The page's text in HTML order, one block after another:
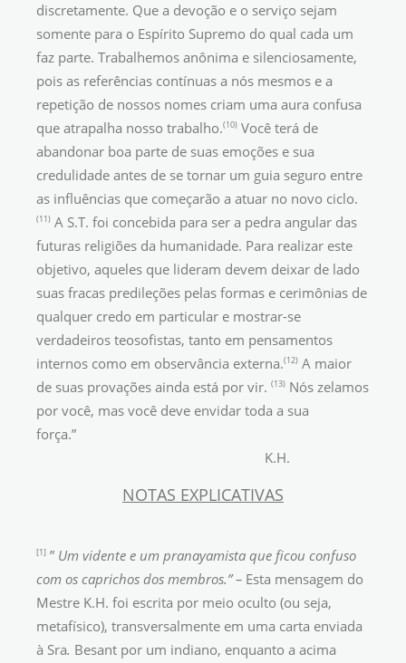
discretamente. Que a devoção e o serviço sejam
somente para o Espírito Supremo do qual cada um
faz parte. Trabalhemos anônima e silenciosamente,
pois as referências contínuas a nós mesmos e a
repetição de nossos nomes criam uma aura confusa
que atrapalha nosso trabalho.(10) Você terá de
abandonar boa parte de suas emoções e sua
credulidade antes de se tornar um guia seguro entre
as influências que começarão a atuar no novo ciclo.
(11) A S.T. foi concebida para ser a pedra angular das
futuras religiões da humanidade. Para realizar este
objetivo, aqueles que lideram devem deixar de lado
suas fracas predileções pelas formas e cerimônias de
qualquer credo em particular e mostrar-se
verdadeiros teosofistas, tanto em pensamentos
internos como em observância externa.(12) A maior
de suas provações ainda está por vir. (13) Nós zelamos
por você, mas você deve envidar toda a sua
força.”
K.H.
NOTAS EXPLICATIVAS
[1] ” Um vidente e um pranayamista que ficou confuso
com os caprichos dos membros.” – Esta mensagem do
Mestre K.H. foi escrita por meio oculto (ou seja,
metafísico), transversalmente em uma carta enviada
à Sra. Besant por um indiano, enquanto a acima